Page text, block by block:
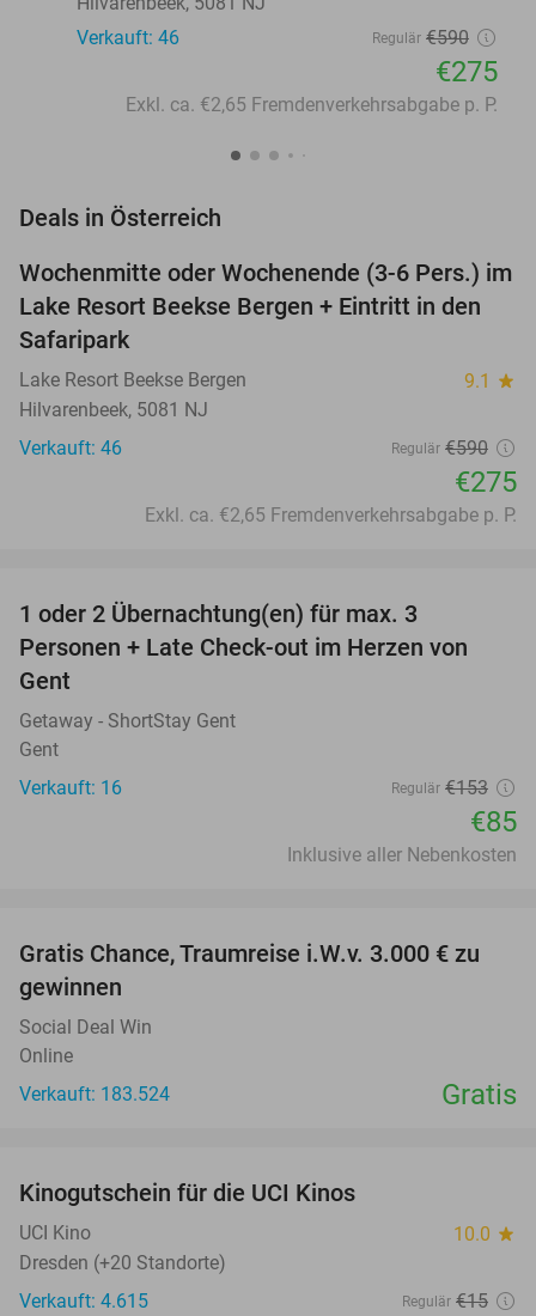
Verkauft: 46
Regulär €590
€275
Exkl. ca. €2,65 Fremdenverkehrsabgabe p. P.
Deals in Österreich
53%
Wochenmitte oder Wochenende (3-6 Pers.) im
Lake Resort Beekse Bergen + Eintritt in den
Safaripark
Lake Resort Beekse Bergen 9.1 star
Hilvarenbeek, 5081 NJ
Verkauft: 46
Regulär €590
€275
Exkl. ca. €2,65 Fremdenverkehrsabgabe p. P.
1 oder 2 Übernachtung(en) für max. 3
Personen + Late Check-out im Herzen von
Gent
Getaway - ShortStay Gent
Gent
Verkauft: 16
Regulär €153
€85
Inklusive aller Nebenkosten
Gratis Chance, Traumreise i.W.v. 3.000 € zu
gewinnen
Social Deal Win
Online
Verkauft: 183.524
Gratis
Kinogutschein für die UCI Kinos
UCI Kino 10.0 star
Dresden (+20 Standorte)
Verkauft: 4.615
Regulär €15